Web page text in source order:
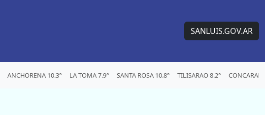
SANLUIS.GOV.AR
ANCHORENA 10.3° LA TOMA 7.9° SANTA ROSA 10.8° TILISARAO 8.2° CONCARAN